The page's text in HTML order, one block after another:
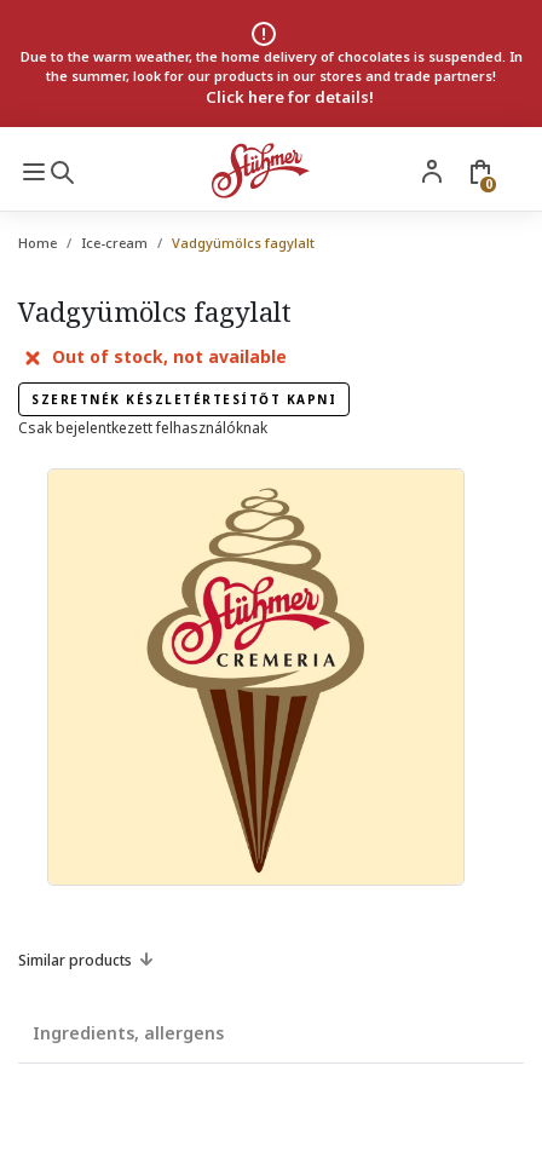
Due to the warm weather, the home delivery of chocolates is suspended. In
the summer, look for our products in our stores and trade partners!
Click here for details!
0
Home Ice-cream Vadgyümölcs fagylalt
Vadgyümölcs fagylalt
Out of stock, not available
SZERETNÉK KÉSZLETÉRTESÍTŐT KAPNI
Csak bejelentkezett felhasználóknak
Similar products
Ingredients, allergens